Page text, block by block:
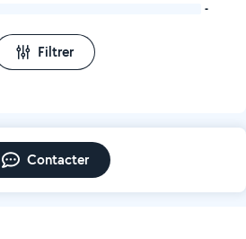
-
Filtrer
Contacter